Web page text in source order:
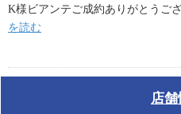
K様ビアンテご成約ありがとうご
を読む
店舗